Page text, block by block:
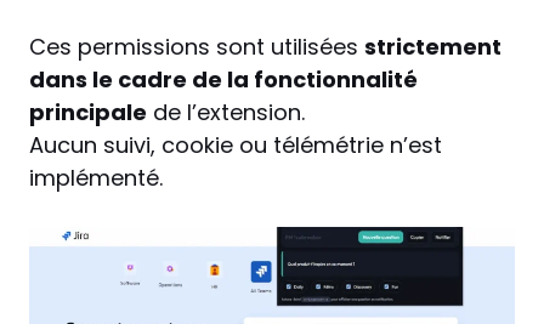
Ces permissions sont utilisées strictement
dans le cadre de la fonctionnalité
principale de l’extension.
Aucun suivi, cookie ou télémétrie n’est
implémenté.